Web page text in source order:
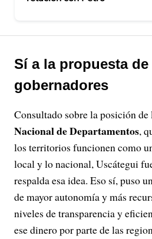
Sí a la propuesta
gobernadores
Consultado sobre la posición de
Nacional de Departamentos,
los territorios funcionen como
local y lo nacional, Uscátegui
respalda esa idea. Eso sí, puso
de mayor autonomía y más
niveles de transparencia y
ese dinero por parte de las